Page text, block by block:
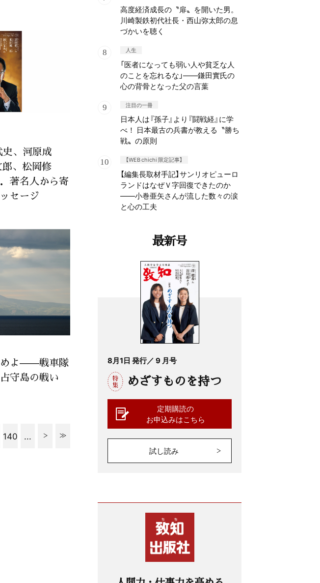
史、河原成
、松岡修
著名人から寄
セージ
めよ——戦車隊
守島の戦い
140 ...
高度経済成長の〝扉〟を開いた男。
川崎製鉄初代社長・西山弥太郎の息
づかいを聴く
人生
「医者になっても弱い人や貧乏な人
のことを忘れるな」——鎌田實氏の
心の背骨となった父の言葉
注目の一冊
日本人は『孫子』より『闘戦経』に学
べ！ 日本最古の兵書が教える〝勝ち
戦〟の原則
【WEB chichi 限定記事】
【編集長取材手記】サンリオピューロ
ランドはなぜＶ字回復できたのか
——小巻亜矢さんが流した数々の涙
と心の工夫
最新号
8月1日 発行／ 9 月号
めざすものを持つ
定期購読の
お申込みはこちら
試し読み